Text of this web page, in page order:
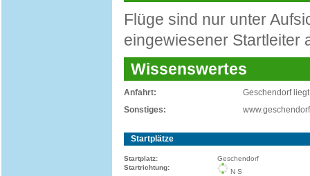
Flüge sind nur unter
eingewiesener Startleiter
Wissenswertes
Anfahrt:
Geschendorf
Sonstiges:
Startplätze
Startplatz:
Geschendorf
Startrichtung:
N S